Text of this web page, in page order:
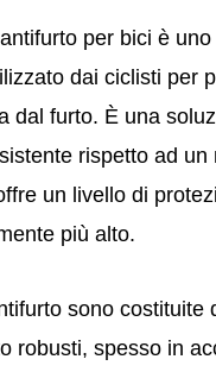
per bici è
dai ciclisti per
dal furto. È una
rispetto ad un
un livello di
più alto.
sono costituite
robusti, spesso in